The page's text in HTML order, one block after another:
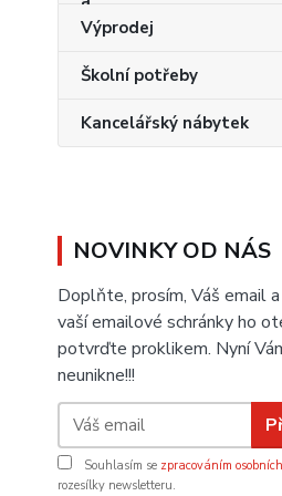
Výprodej
Školní potřeby
Kancelářský nábytek
NOVINKY OD NÁS
Doplňte, prosím, Váš email
vaší emailové schránky ho
potvrďte proklikem. Nyní
neunikne!!!
Souhlasím se zpracováním
rozesílky newsletteru.